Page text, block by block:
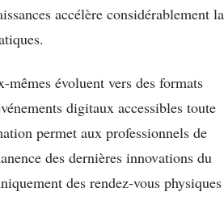
accélère considérablement la
mêmes évoluent vers des formats
digitaux accessibles toute
permet aux professionnels de
des dernières innovations du
des rendez-vous physiques